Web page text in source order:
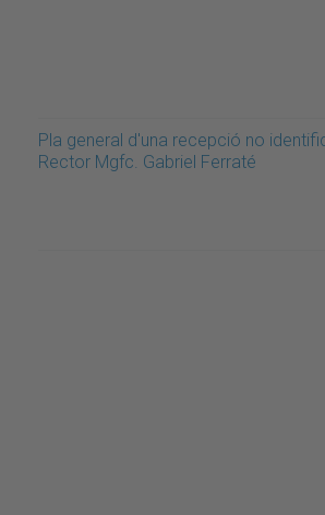
Pla general d'una recepció no
Rector Mgfc. Gabriel Ferraté